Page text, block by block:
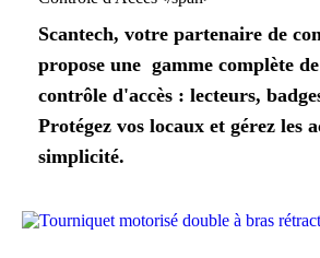
Scantech, votre partenaire de
propose une gamme complète
contrôle d'accès : lecteurs,
Protégez vos locaux et gérez les
simplicité.